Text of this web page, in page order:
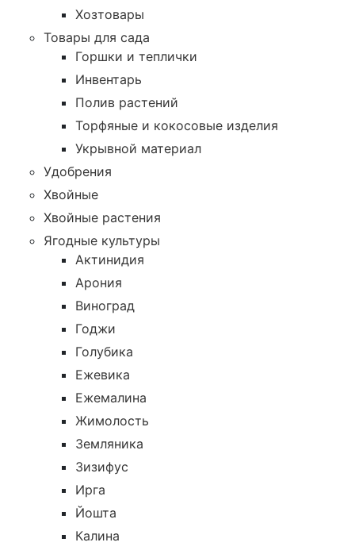
Хозтовары
Товары для сада
Горшки и теплички
Инвентарь
Полив растений
Торфяные и кокосовые изделия
Укрывной материал
Удобрения
Хвойные
Хвойные растения
Ягодные культуры
Актинидия
Арония
Виноград
Годжи
Голубика
Ежевика
Ежемалина
Жимолость
Земляника
Зизифус
Ирга
Йошта
Калина